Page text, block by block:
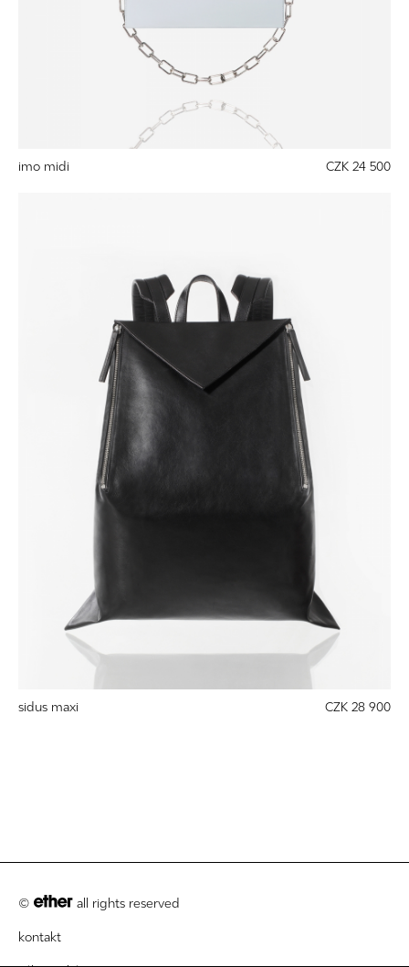
imo midi CZK 24 500
sidus maxi CZK 28 900
© all rights reserved
kontakt